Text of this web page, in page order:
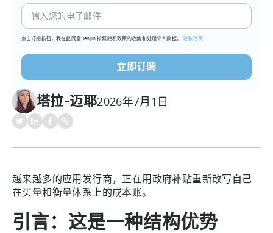
点击订阅按钮，我在此同意 Tenjin 按照隐私政策的收集和处理个人数据。隐私政策
塔拉-迈耶2026年7月1日
越来越多的应用发行商，正在用政府补贴重新改写自己
在买量和衡量体系上的成本账。
引言：这是一种结构优势